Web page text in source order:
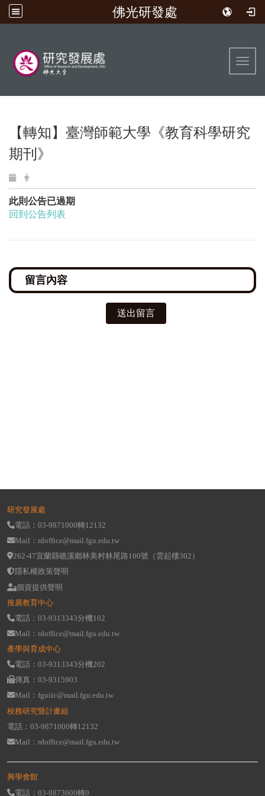
佛光研發處
【轉知】臺灣師範大學《教育科學研究
期刊》
此則公告已過期
回到公告列表
送出留言
研究發展處
電話：03-9871000轉12132
Mail：rdoffice@mail.fgu.edu.tw
262-47宜蘭縣礁溪鄉林美村林尾路160號（雲起樓302）
隱私權政策聲明
個資提供聲明
推廣教育中心
電話：03-9313343分機102
Mail：rdoffice@mail.fgu.edu.tw
產學與育成中心
電話：03-9313343分機202
傳真：03-9315903
Mail：fguiic@mail.fgu.edu.tw
校務研究暨計畫組
電話：03-9871000轉12132
Mail：rdoffice@mail.fgu.edu.tw
興學會館
電話：03-9873600轉9